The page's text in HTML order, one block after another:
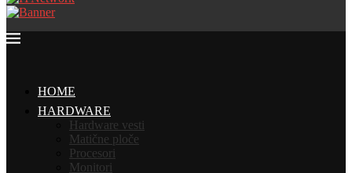
HOME
HARDWARE
Hardware vesti
Matične ploče
Procesori
Monitori